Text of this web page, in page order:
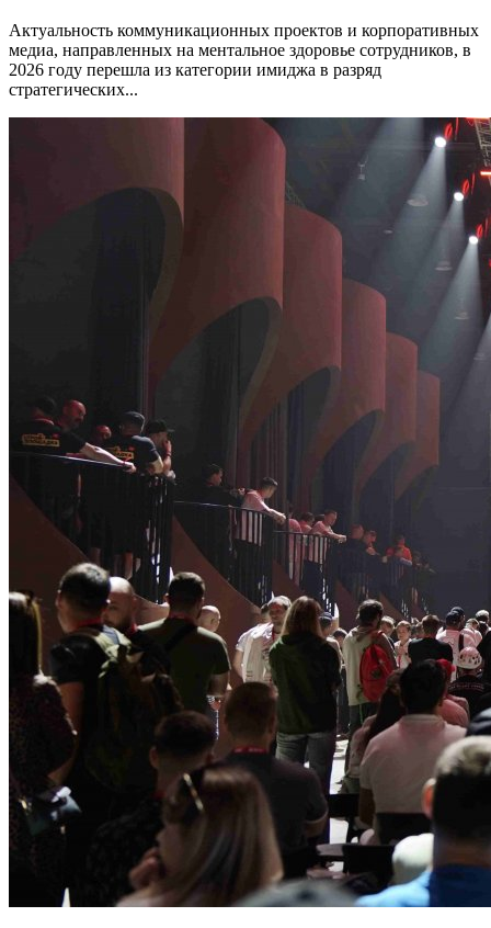
Актуальность коммуникационных проектов и корпоративных
медиа, направленных на ментальное здоровье сотрудников, в
2026 году перешла из категории имиджа в разряд
стратегических...